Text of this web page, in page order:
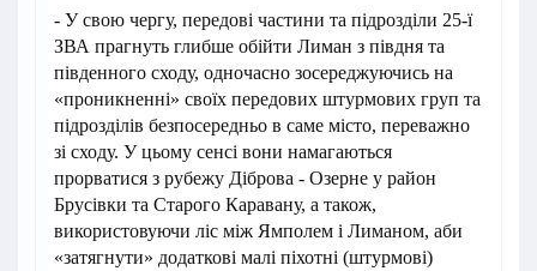
- У свою чергу, передові частини та підрозділи 25-ї
ЗВА прагнуть глибше обійти Лиман з півдня та
південного сходу, одночасно зосереджуючись на
«проникненні» своїх передових штурмових груп та
підрозділів безпосередньо в саме місто, переважно
зі сходу. У цьому сенсі вони намагаються
прорватися з рубежу Діброва - Озерне у район
Брусівки та Старого Каравану, а також,
використовуючи ліс між Ямполем і Лиманом, аби
«затягнути» додаткові малі піхотні (штурмові)